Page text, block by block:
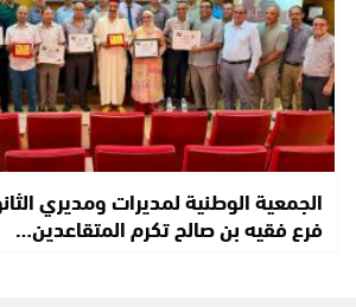
الجمعية الوطنية لمديرات ومديري
فرع فقيه بن صالح تكرم المتقاعدين…